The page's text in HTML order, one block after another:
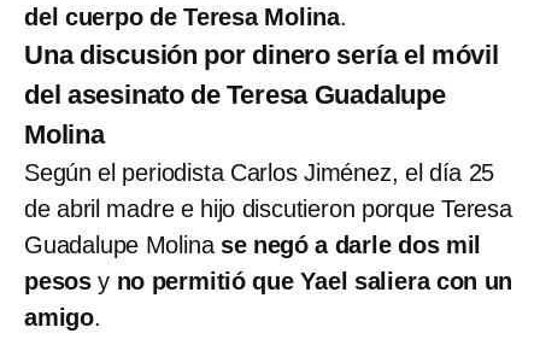
del cuerpo de Teresa Molina.
Una discusión por dinero sería el móvil
del asesinato de Teresa Guadalupe
Molina
Según el periodista Carlos Jiménez, el día 25
de abril madre e hijo discutieron porque Teresa
Guadalupe Molinase negó a darle dos mil
pesosy no permitió que Yael saliera con un
amigo.